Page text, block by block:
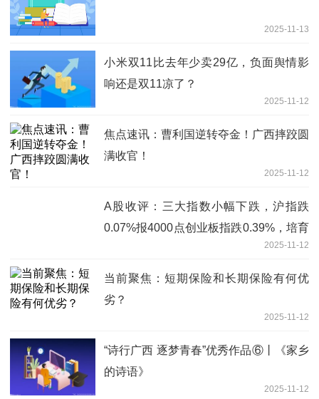
2025-11-13
小米双11比去年少卖29亿，负面舆情影
响还是双11凉了？
2025-11-12
焦点速讯：曹利国逆转夺金！广西摔跤圆
满收官！
2025-11-12
A股收评：三大指数小幅下跌，沪指跌
0.07%报4000点创业板指跌0.39%，培育
钻石板块回撤，免疫治疗概念逆市爆发！
3500股下跌，成交1.96万亿缩量491亿
2025-11-12
当前聚焦：短期保险和长期保险有何优
劣？
2025-11-12
“诗行广西 逐梦青春”优秀作品⑥丨《家乡
的诗语》
2025-11-12